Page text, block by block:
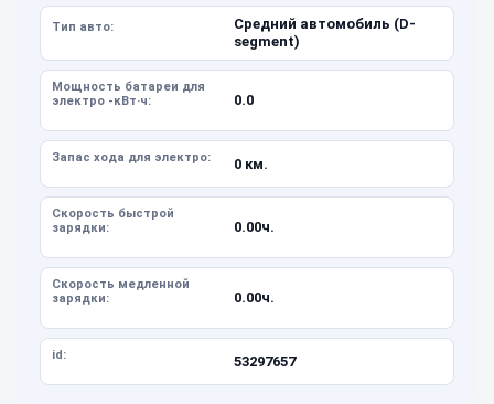
Тип авто:
Средний автомобиль (D-
segment)
Мощность батареи для
электро -кВт·ч:
0.0
Запас хода для электро: 0 км.
Скорость быстрой
зарядки:
0.00ч.
Скорость медленной
зарядки:
0.00ч.
id: 53297657